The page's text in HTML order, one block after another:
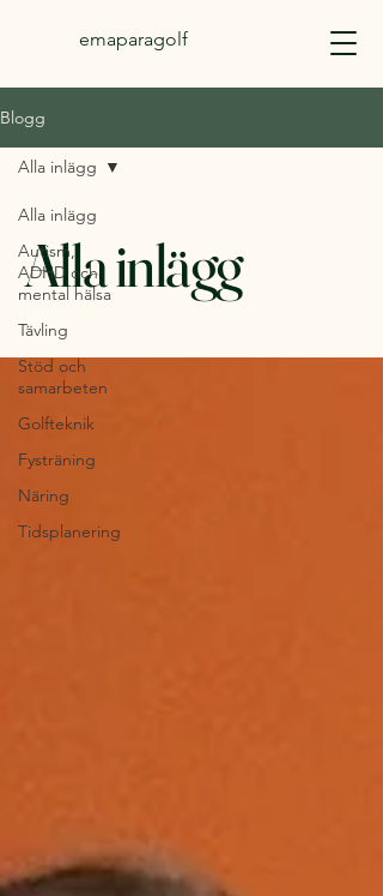
emaparagolf
Blogg
Alla inlägg
Autism,
ADHD och
mental hälsa
Tävling
Stöd och
samarbeten
Golfteknik
Fysträning
Näring
Tidsplanering
Alla inlägg
Alla inlägg